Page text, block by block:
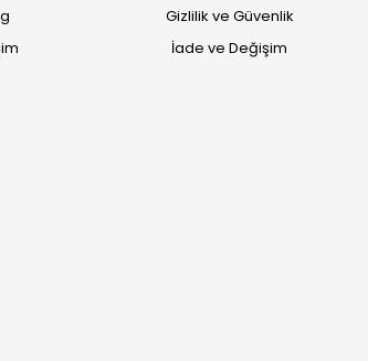
Gizlilik ve Güvenlik
İade ve Değişim